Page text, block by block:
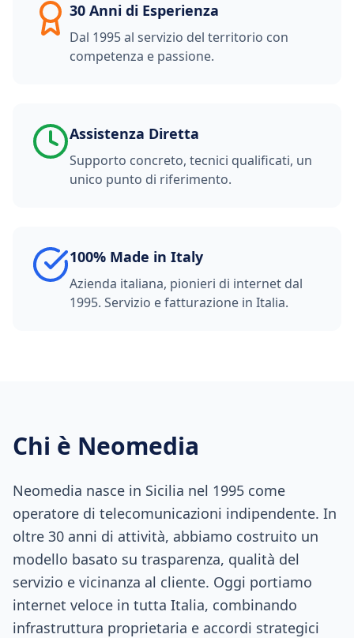
30 Anni di Esperienza
Dal 1995 al servizio del territorio con
competenza e passione.
Assistenza Diretta
Supporto concreto, tecnici qualificati, un
unico punto di riferimento.
100% Made in Italy
Azienda italiana, pionieri di internet dal
1995. Servizio e fatturazione in Italia.
Chi è Neomedia
Neomedia nasce in Sicilia nel 1995 come
operatore di telecomunicazioni indipendente. In
oltre 30 anni di attività, abbiamo costruito un
modello basato su trasparenza, qualità del
servizio e vicinanza al cliente. Oggi portiamo
internet veloce in tutta Italia, combinando
infrastruttura proprietaria e accordi strategici